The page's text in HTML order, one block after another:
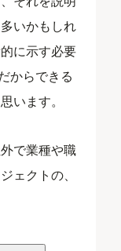
いかもしれ
に示す必要
からできる
います。
で業種や職
ェクトの、